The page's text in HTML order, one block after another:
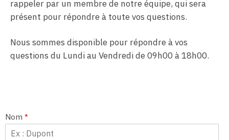
rappeler par un membre de notre équipe, qui sera
présent pour répondre à toute vos questions.
Nous sommes disponible pour répondre à vos
questions du Lundi au Vendredi de 09h00 à 18h00.
Nom *